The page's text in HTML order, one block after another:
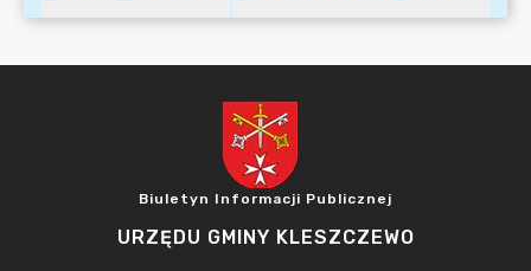
Biuletyn Informacji Publicznej
URZĘDU GMINY KLESZCZEWO